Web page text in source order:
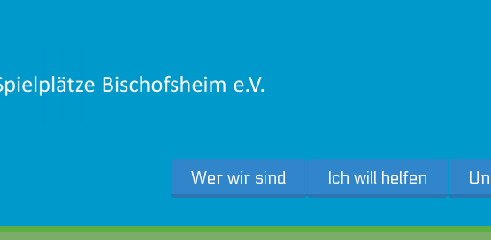
Wer wir sind Ich will helfen